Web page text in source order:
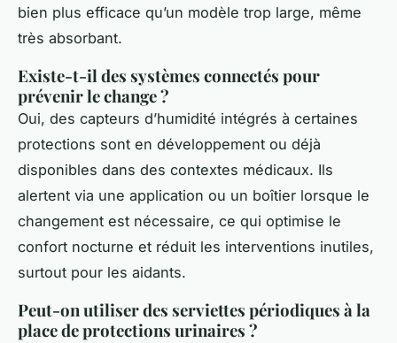
bien plus efficace qu’un modèle trop large, même
très absorbant.
Existe-t-il des systèmes connectés pour
prévenir le change ?
Oui, des capteurs d’humidité intégrés à certaines
protections sont en développement ou déjà
disponibles dans des contextes médicaux. Ils
alertent via une application ou un boîtier lorsque le
changement est nécessaire, ce qui optimise le
confort nocturne et réduit les interventions inutiles,
surtout pour les aidants.
Peut-on utiliser des serviettes périodiques à la
place de protections urinaires ?